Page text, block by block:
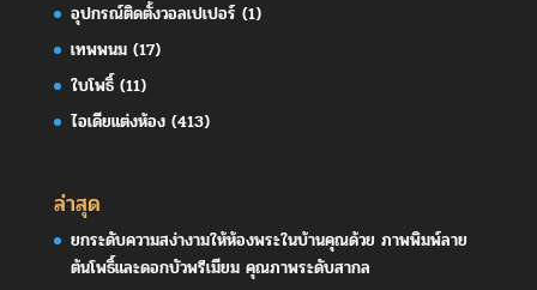
อุปกรณ์ติดตั้งวอลเปเปอร์ (1)
เทพพนม(17)
ใบโพธิ์(11)
ไอเดียแต่งห้อง(413)
ล่าสุด
ยกระดับความสง่างามให้ห้องพระในบ้านคุณด้วย ภาพพิมพ์ลาย
ต้นโพธิ์และดอกบัวพรีเมียม คุณภาพระดับสากล